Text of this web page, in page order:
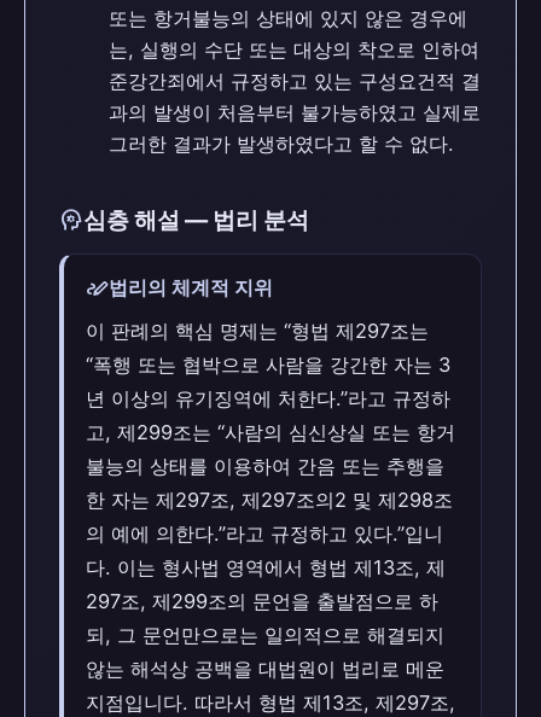
또는 항거불능의 상태에 있지 않은 경우에
는, 실행의 수단 또는 대상의 착오로 인하여
준강간죄에서 규정하고 있는 구성요건적 결
과의 발생이 처음부터 불가능하였고 실제로
그러한 결과가 발생하였다고 할 수 없다.
psychology심층 해설 — 법리 분석
stylus_note법리의 체계적 지위
이 판례의 핵심 명제는 “형법 제297조는
“폭행 또는 협박으로 사람을 강간한 자는 3
년 이상의 유기징역에 처한다.”라고 규정하
고, 제299조는 “사람의 심신상실 또는 항거
불능의 상태를 이용하여 간음 또는 추행을
한 자는 제297조, 제297조의2 및 제298조
의 예에 의한다.”라고 규정하고 있다.”입니
다. 이는 형사법 영역에서 형법 제13조, 제
297조, 제299조의 문언을 출발점으로 하
되, 그 문언만으로는 일의적으로 해결되지
않는 해석상 공백을 대법원이 법리로 메운
지점입니다. 따라서 형법 제13조, 제297조,